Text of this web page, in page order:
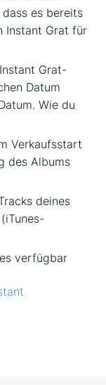
es bereits
Instant Grat für
Grat-
Datum
Wie du
Verkaufsstart
des Albums
deines
verfügbar